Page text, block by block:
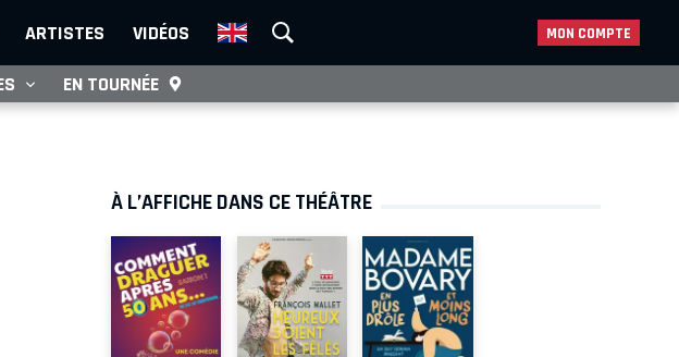
ARTISTES VIDÉOS MON COMPTE
EN TOURNÉE
À L’AFFICHE DANS CE THÉÂTRE